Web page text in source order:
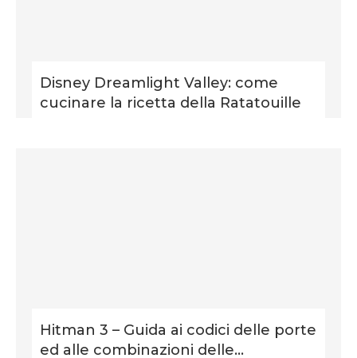
Disney Dreamlight Valley: come
cucinare la ricetta della Ratatouille
Hitman 3 – Guida ai codici delle porte
ed alle combinazioni delle...